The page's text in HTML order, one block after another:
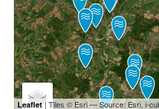
Leaflet| Tiles © Esri — Source: Esri, i-